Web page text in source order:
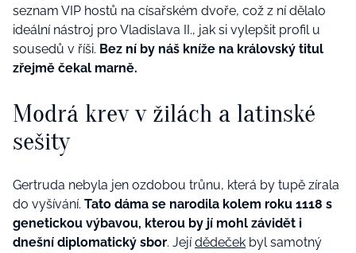
seznam VIP hostů na císařském dvoře, což z ní dělalo
ideální nástroj pro Vladislava II., jak si vylepšit profil u
sousedů v říši. Bez ní by náš kníže na královský titul
zřejmě čekal marně.
Modrá krev v žilách a latinské
sešity
Gertruda nebyla jen ozdobou trůnu, která by tupě zírala
do vyšívání. Tato dáma se narodila kolem roku 1118 s
genetickou výbavou, kterou by jí mohl závidět i
dnešní diplomatický sbor. Jejídědeček byl samotný